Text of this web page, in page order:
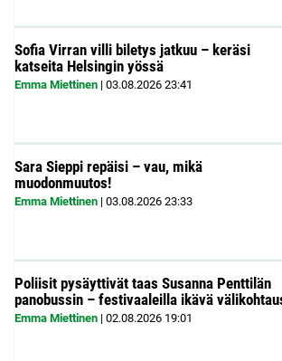
Sofia Virran villi biletys jatkuu – keräsi
katseita Helsingin yössä
Emma Miettinen | 03.08.2026 23:41
Sara Sieppi repäisi – vau, mikä
muodonmuutos!
Emma Miettinen | 03.08.2026 23:33
Poliisit pysäyttivät taas Susanna Penttilän
panobussin – festivaaleilla ikävä
Emma Miettinen | 02.08.2026 19:01